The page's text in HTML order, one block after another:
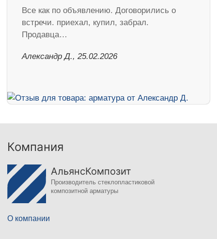
Все как по объявлению. Договорились о
встречи. приехал, купил, забрал.
Продавца…
Александр Д., 25.02.2026
Компания
АльянсКомпозит
Производитель стеклопластиковой
композитной арматуры
О компании